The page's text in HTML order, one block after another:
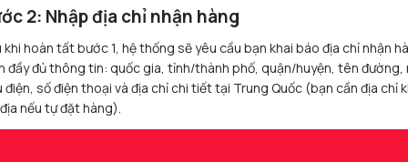
2: Nhập địa chỉ nhận hàng
khi hoàn tất bước 1, hệ thống sẽ yêu cầu bạn khai báo địa chỉ nhận
đầy đủ thông tin: quốc gia, tỉnh/thành phố, quận/huyện, tên đường,
điện, số điện thoại và địa chỉ chi tiết tại Trung Quốc (bạn cần địa chỉ
nếu tự đặt hàng).